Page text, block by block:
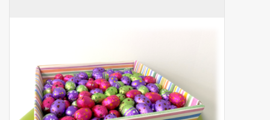
Aperitiefkoekjes
Botanicals